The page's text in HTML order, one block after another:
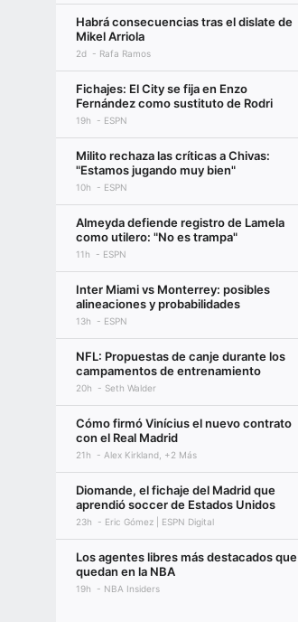
Habrá consecuencias tras el dislate de
Mikel Arriola
2d Rafa Ramos
Fichajes: El City se fija en Enzo
Fernández como sustituto de Rodri
19h ESPN
Milito rechaza las críticas a Chivas:
"Estamos jugando muy bien"
10h ESPN
Almeyda defiende registro de Lamela
como utilero: "No es trampa"
11h ESPN
Inter Miami vs Monterrey: posibles
alineaciones y probabilidades
13h ESPN
NFL: Propuestas de canje durante los
campamentos de entrenamiento
20h Seth Walder
Cómo firmó Vinícius el nuevo contrato
con el Real Madrid
21h Alex Kirkland, +2 Más
Diomande, el fichaje del Madrid que
aprendió soccer de Estados Unidos
23h Eric Gómez | ESPN Digital
Los agentes libres más destacados que
quedan en la NBA
19h NBA Insiders